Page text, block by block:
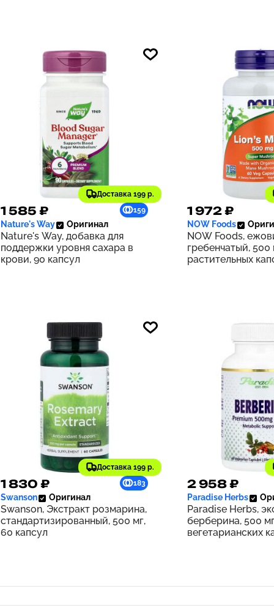
Доставка 199 р.
1 585 ₽ 159
Nature's Way Оригинал
Nature's Way, добавка для
поддержки уровня сахара в
крови, 90 капсул
1 972 ₽
NOW Foods
NOW Foods,
гребенчатый, 500
растительных
Доставка 199 р.
1 830 ₽ 183
Swanson Оригинал
Swanson, Экстракт розмарина,
стандартизированный, 500 мг,
60 капсул
2 958 ₽
Paradise Herbs
Paradise Herbs,
берберина, 500
вегетарианских